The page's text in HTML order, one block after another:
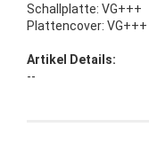
Schallplatte: VG+++
Plattencover: VG+++
Artikel Details:
--